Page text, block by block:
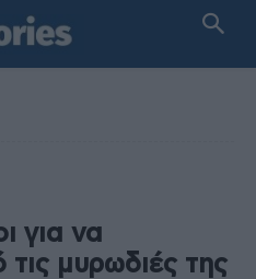
για να
μυρωδιές της